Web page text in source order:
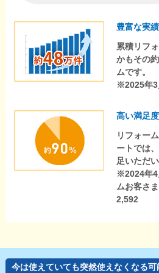
豊富な実績
累積リフ
かもその
ムです。
※2025年3
高い満足度
リフォー
ートでは
足いただ
※2024年4
ムお客さ
2,592
今は使えていても突然使えなくなる可